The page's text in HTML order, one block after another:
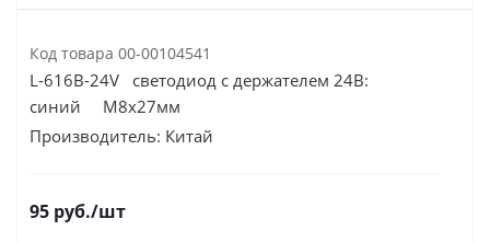
Код товара 00-00104541
L-616B-24V светодиод с держателем 24В:
синий M8х27мм
Производитель: Китай
95 руб./шт